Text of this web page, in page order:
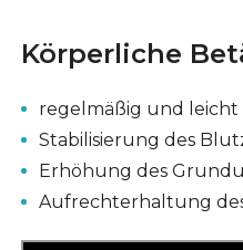
Körperliche
regelmäßig und leicht
Stabilisierung des
Erhöhung des
Aufrechterhaltung